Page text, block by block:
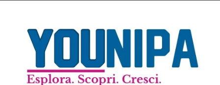
contenuto